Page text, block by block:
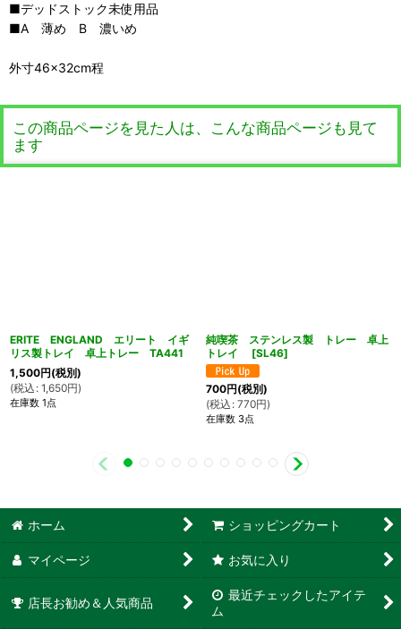
■デッドストック未使用品
■A 薄め B 濃いめ
外寸46×32cm程
この商品ページを見た人は、こんな商品ページも見て
ます
ERITE ENGLAND エリート イギ
リス製トレイ 卓上トレー TA441
1,500円(税別)
(税込 : 1,650円)
在庫数 1点
純喫茶 ステンレス製 トレー 卓上
トレイ
[SL46]
700円(税別)
(税込 : 770円)
在庫数 3点
ホーム ショッピングカート
マイページ お気に入り
店長お勧め＆人気商品
最近チェックしたアイテ
ム